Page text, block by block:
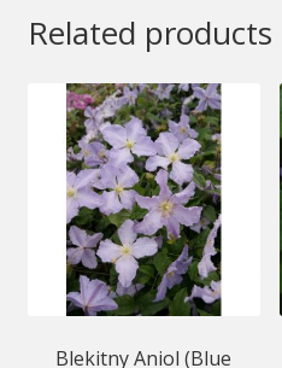
Related products
Blekitny Aniol (Blue